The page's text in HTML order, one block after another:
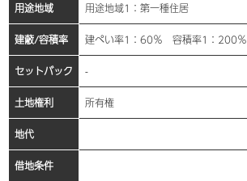
用途地域 用途地域1：第一種住居
建蔽/容積率 建ぺい率1：60％ 容積率1：200％
セットバック -
土地権利 所有権
地代
借地条件